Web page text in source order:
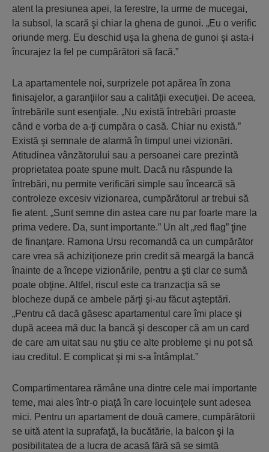
atent la presiunea apei, la ferestre, la urme de mucegai,
la subsol, la scară şi chiar la ghena de gunoi. „Eu o verific
oriunde merg. Eu deschid uşa la ghena de gunoi şi asta-i
încurajez la fel pe cumpărători să facă.”
La apartamentele noi, surprizele pot apărea în zona
finisajelor, a garanţiilor sau a calităţii execuţiei. De aceea,
întrebările sunt esenţiale. „Nu există întrebări proaste
când e vorba de a-ţi cumpăra o casă. Chiar nu există.”
Există şi semnale de alarmă în timpul unei vizionări.
Atitudinea vânzătorului sau a persoanei care prezintă
proprietatea poate spune mult. Dacă nu răspunde la
întrebări, nu permite verificări simple sau încearcă să
controleze excesiv vizionarea, cumpărătorul ar trebui să
fie atent. „Sunt semne din astea care nu par foarte mare la
prima vedere. Da, sunt importante.” Un alt „red flag” ţine
de finanţare. Ramona Ursu recomandă ca un cumpărător
care vrea să achiziţioneze prin credit să meargă la bancă
înainte de a începe vizionările, pentru a şti clar ce sumă
poate obţine. Altfel, riscul este ca tranzacţia să se
blocheze după ce ambele părţi şi-au făcut aşteptări.
„Pentru că dacă găsesc apartamentul care îmi place şi
după aceea mă duc la bancă şi descoper că am un card
de care am uitat sau nu ştiu ce alte probleme şi nu pot să
iau creditul. E complicat şi mi s-a întâmplat.”
Compartimentarea rămâne una dintre cele mai importante
teme, mai ales într-o piaţă în care locuinţele sunt adesea
mici. Pentru un apartament de două camere, cumpărătorii
se uită atent la suprafaţă, la bucătărie, la balcon şi la
posibilitatea de a lucra de acasă fără să se simtă